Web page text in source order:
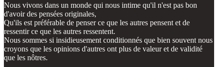
Nous vivons dans un monde qui nous intime qu'il n'est pas bon
d'avoir des pensées originales,
Qu'ils est préférable de penser ce que les autres pensent et de
ressentir ce que les autres ressentent.
Nous sommes si insidieusement conditionnés que bien souvent nous
croyons que les opinions d'autres ont plus de valeur et de validité
que les nôtres.